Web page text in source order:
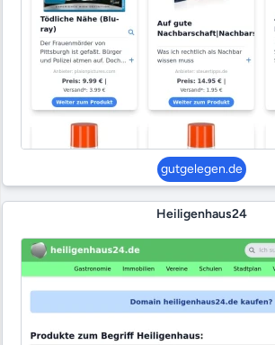
gutgelegen.de
Heiligenhaus24